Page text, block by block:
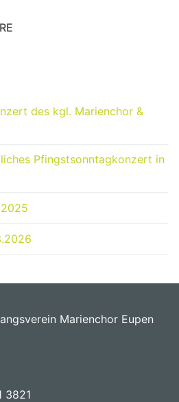
des kgl. Marienchor &
Pfingstsonntagkonzert in
Marienchor Eupen
3821